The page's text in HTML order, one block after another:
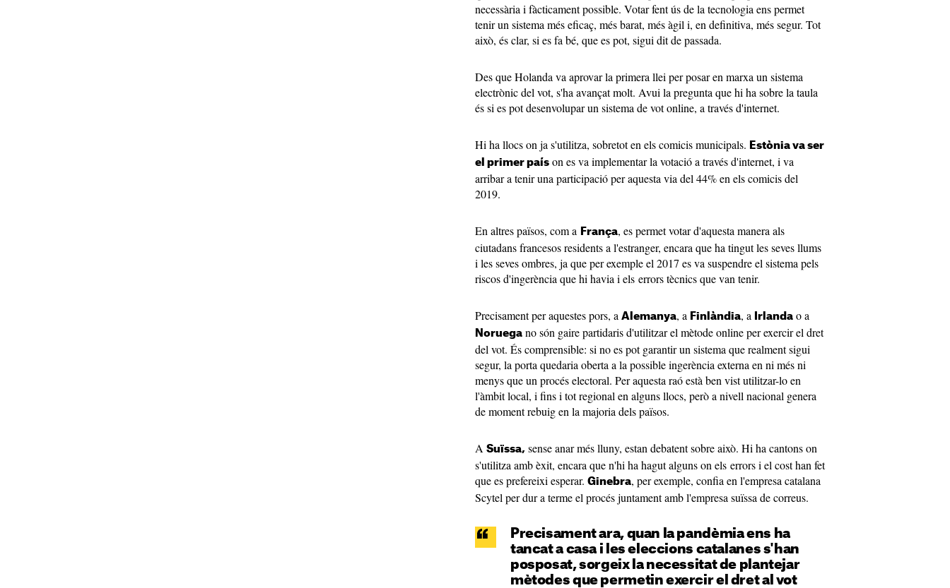
necessària i fàcticament possible. Votar fent ús de la tecnologia ens permet
tenir un sistema més eficaç, més barat, més àgil i, en definitiva, més segur. Tot
això, és clar, si es fa bé, que es pot, sigui dit de passada.
Des que Holanda va aprovar la primera llei per posar en marxa un sistema
electrònic del vot, s'ha avançat molt. Avui la pregunta que hi ha sobre la taula
és si es pot desenvolupar un sistema de vot online, a través d'internet.
Hi ha llocs on ja s'utilitza, sobretot en els comicis municipals. Estònia va ser
el primer país on es va implementar la votació a través d'internet, i va
arribar a tenir una participació per aquesta via del 44% en els comicis del
2019.
En altres països, com a França, es permet votar d'aquesta manera als
ciutadans francesos residents a l'estranger, encara que ha tingut les seves llums
i les seves ombres, ja que per exemple el 2017 es va suspendre el sistema pels
riscos d'ingerència que hi havia i els errors tècnics que van tenir.
Precisament per aquestes pors, a Alemanya, a Finlàndia, a Irlanda o a
Noruega no són gaire partidaris d'utilitzar el mètode online per exercir el dret
del vot. És comprensible: si no es pot garantir un sistema que realment sigui
segur, la porta quedaria oberta a la possible ingerència externa en ni més ni
menys que un procés electoral. Per aquesta raó està ben vist utilitzar-lo en
l'àmbit local, i fins i tot regional en alguns llocs, però a nivell nacional genera
de moment rebuig en la majoria dels països.
A Suïssa, sense anar més lluny, estan debatent sobre això. Hi ha cantons on
s'utilitza amb èxit, encara que n'hi ha hagut alguns on els errors i el cost han fet
que es prefereixi esperar. Ginebra, per exemple, confia en l'empresa catalana
Scytel per dur a terme el procés juntament amb l'empresa suïssa de correus.
Precisament ara, quan la pandèmia ens ha
tancat a casa i les eleccions catalanes s'han
posposat, sorgeix la necessitat de plantejar
mètodes que permetin exercir el dret al vot